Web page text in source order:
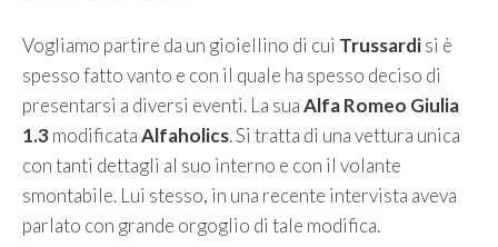
Vogliamo partire da un gioiellino di cui Trussardisi è
spesso fatto vanto e con il quale ha spesso deciso di
presentarsi a diversi eventi. La suaAlfa Romeo Giulia
1.3modificataAlfaholics. Si tratta di una vettura unica
con tanti dettagli al suo interno e con il volante
smontabile. Lui stesso, in una recente intervista aveva
parlato con grande orgoglio di tale modifica.